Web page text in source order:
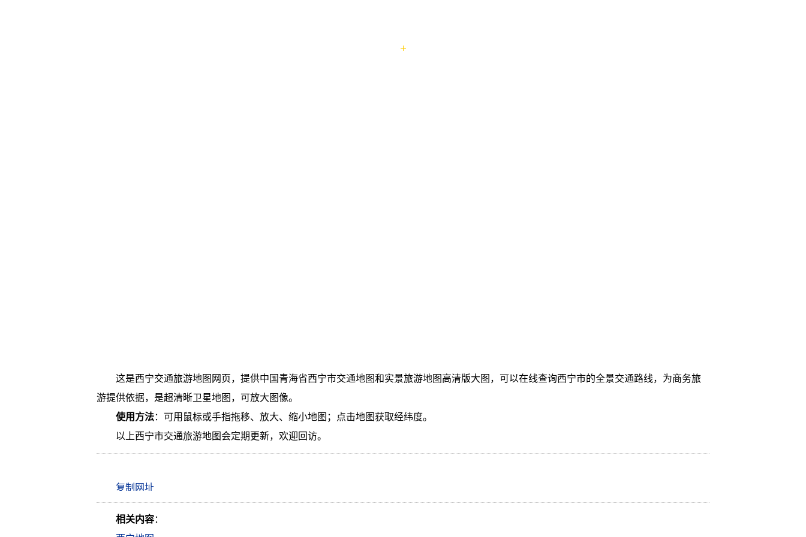
这是西宁交通旅游地图网页，提供中国青海省西宁市交通地图和实景旅游地图高清版大图，可以在线查询西宁市的全景交通路线，为商务旅
游提供依据，是超清晰卫星地图，可放大图像。
使用方法：可用鼠标或手指拖移、放大、缩小地图；点击地图获取经纬度。
以上西宁市交通旅游地图会定期更新，欢迎回访。
相关内容：